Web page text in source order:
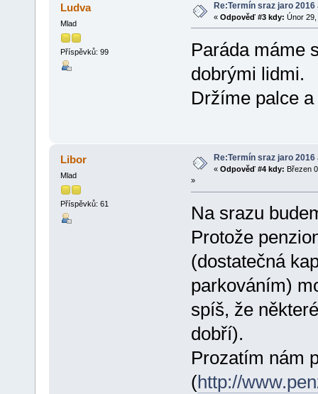
Ludva
Mlad
Příspěvků: 99
Re:Termín sraz jaro
« Odpověď #3 kdy: Únor 29,
Paráda máme
dobrými lidmi.
Držíme palce
Libor
Mlad
Příspěvků: 61
Re:Termín sraz jaro
« Odpověď #4 kdy: Březen
»
Na srazu
Protože
(dostatečná
parkováním)
spíš, že
dobří).
Prozatím nám
(http://